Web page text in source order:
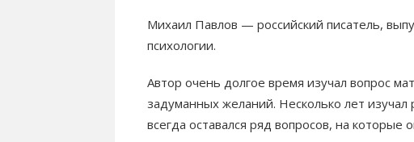
Михаил Павлов — российский писатель,
психологии.
Автор очень долгое время изучал вопрос
задуманных желаний. Несколько лет
всегда оставался ряд вопросов, на которые